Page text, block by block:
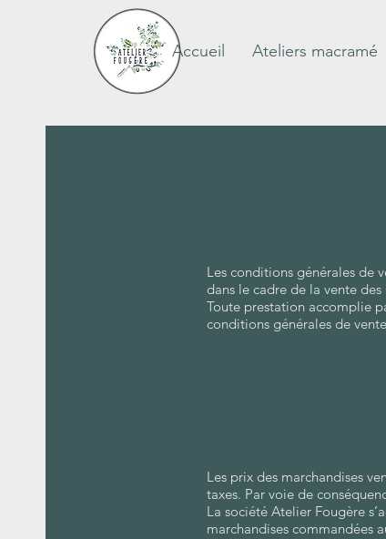
Accueil Ateliers macramé
Les conditions générales de
dans le cadre de la vente
Toute prestation accomplie
conditions générales de
Les prix des marchandises
taxes. Par voie de
La société Atelier Fougère
marchandises commandées